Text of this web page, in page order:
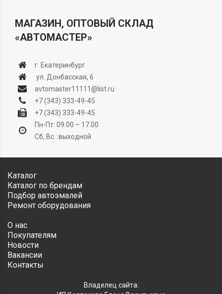
МАГАЗИН, ОПТОВЫЙ СКЛАД
«АВТОМАСТЕР»
г. Екатеринбург
ул. Донбасская, 6
avtomaster11111@list.ru
+7 (343) 333-49-45
+7 (343) 333-49-45
Пн-Пт: 09.00 – 17.00
Сб, Вс.: выходной
Каталог
Каталог по брендам
Подбор автоэмалей
Ремонт оборудования
О нас
Покупателям
Новости
Вакансии
Контакты
Владелец сайта: